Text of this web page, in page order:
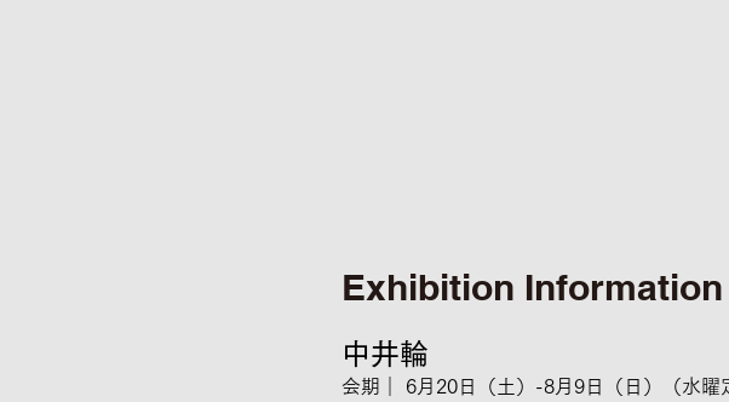
Exhibition Information
中井輪
会期｜ 6月20日（土）-8月9日（日）（水曜